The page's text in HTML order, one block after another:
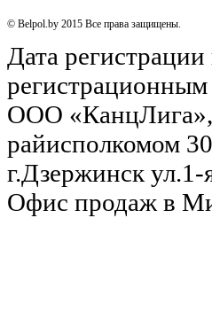
© Belpol.by 2015 Все права защищены.
Дата
ООО «КанцЛига»,
райисполкомом
г.Дзержинск
Офис продаж в